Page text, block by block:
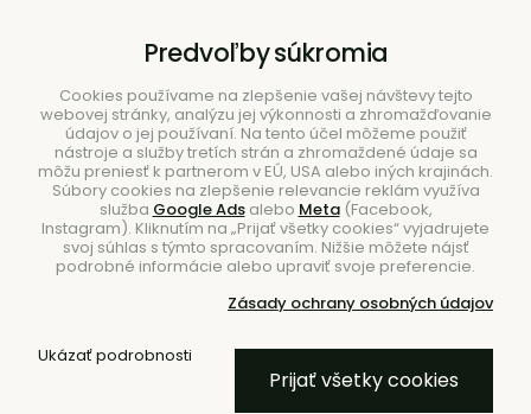
Hľadať
Úvod Nábytok Kreslá S podrúčkami
Predvoľby súkromia
Cookies používame na zlepšenie vašej návštevy tejto
webovej stránky, analýzu jej výkonnosti a zhromažďovanie
údajov o jej používaní. Na tento účel môžeme použiť
nástroje a služby tretích strán a zhromaždené údaje sa
môžu preniesť k partnerom v EÚ, USA alebo iných krajinách.
Súbory cookies na zlepšenie relevancie reklám využíva
služba Google Adsalebo Meta(Facebook,
Instagram). Kliknutím na „Prijať všetky cookies“ vyjadrujete
svoj súhlas s týmto spracovaním. Nižšie môžete nájsť
podrobné informácie alebo upraviť svoje preferencie.
Zásady ochrany osobných údajov
Ukázať podrobnosti
Prijať všetky cookies